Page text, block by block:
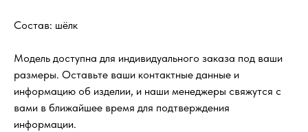
Состав: шёлк
Модель доступна для индивидуального заказа под ваши
размеры. Оставьте ваши контактные данные и
информацию об изделии, и наши менеджеры свяжутся с
вами в ближайшее время для подтверждения
информации.